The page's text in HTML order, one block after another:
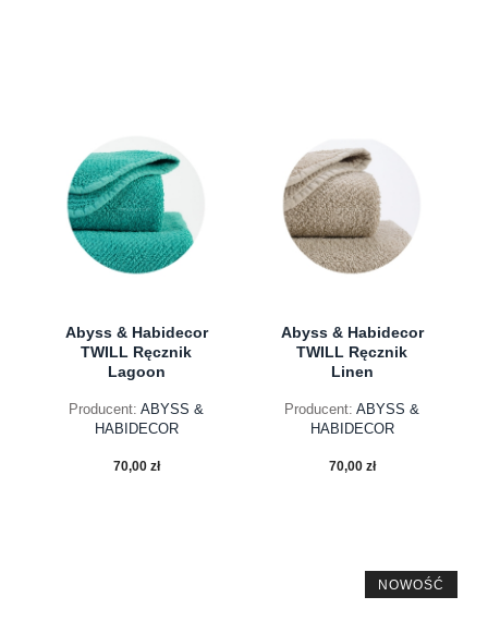
do koszyka do koszyka
Abyss & Habidecor
TWILL Ręcznik
Lagoon
Producent: ABYSS &
HABIDECOR
70,00 zł
Abyss & Habidecor
TWILL Ręcznik
Linen
Producent: ABYSS &
HABIDECOR
70,00 zł
NOWOŚĆ